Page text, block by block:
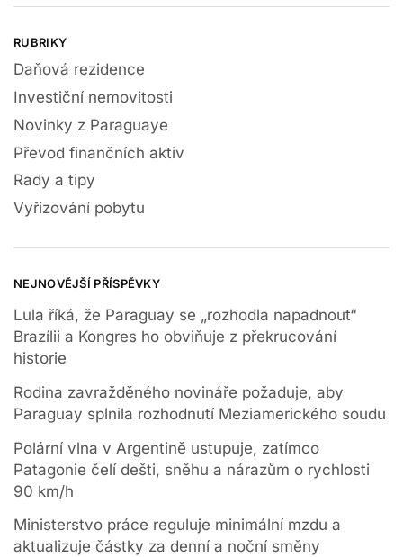
RUBRIKY
Daňová rezidence
Investiční nemovitosti
Novinky z Paraguaye
Převod finančních aktiv
Rady a tipy
Vyřizování pobytu
NEJNOVĚJŠÍ PŘÍSPĚVKY
Lula říká, že Paraguay se „rozhodla napadnout“
Brazílii a Kongres ho obviňuje z překrucování
historie
Rodina zavražděného novináře požaduje, aby
Paraguay splnila rozhodnutí Meziamerického soudu
Polární vlna v Argentině ustupuje, zatímco
Patagonie čelí dešti, sněhu a nárazům o rychlosti
90 km/h
Ministerstvo práce reguluje minimální mzdu a
aktualizuje částky za denní a noční směny